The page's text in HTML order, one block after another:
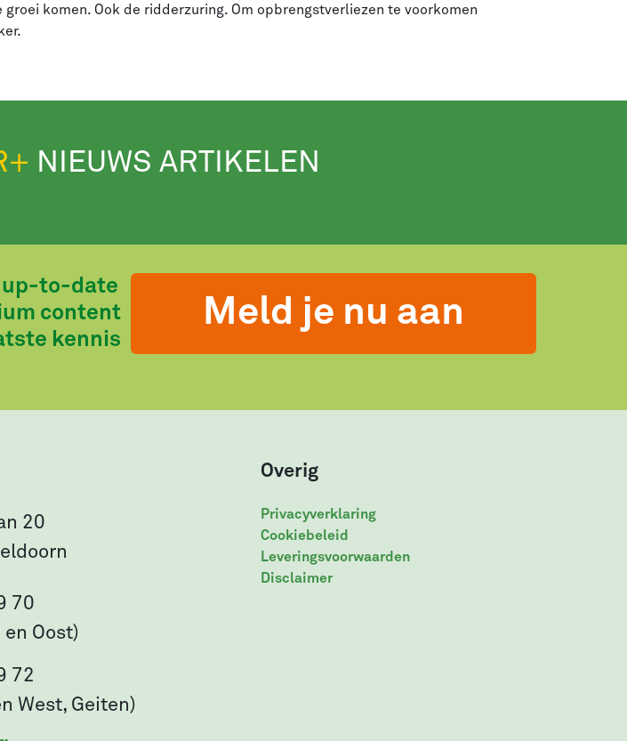
komen. Ook de ridderzuring. Om opbrengstverliezen te voorkomen
NIEUWS ARTIKELEN
to-date
content
kennis
Meld je nu aan
20
70
Oost)
72
West, Geiten)
Overig
Privacyverklaring
Cookiebeleid
Leveringsvoorwaarden
Disclaimer